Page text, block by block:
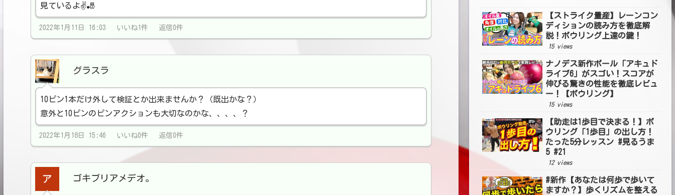
見ているよ✌️🎳
2022年1月11日 16:03 いいね1件 返信0件
グラスラ
10ピン1本だけ外して検証とか出来ませんか？（既出かな？）
意外と10ピンのピンアクションも大切なのかな、、、、？
2022年1月18日 15:46 いいね0件 返信0件
ゴキブリアメデオ。
【ストライク量産】レーンコン
ディションの読み方を徹底解
説！ボウリング上達の鍵！
15 views
ナノデス新作ボール「アキュド
ライブ6」がスゴい！スコアが
伸びる驚きの性能を徹底レビュ
ー！【ボウリング】
15 views
【助走は1歩目で決まる！】ボ
ウリング「1歩目」の出し方！
たった5分レッスン #見るうま
5 #21
12 views
#新作【あなたは何歩で歩いて
ますか？】歩くリズムを整える